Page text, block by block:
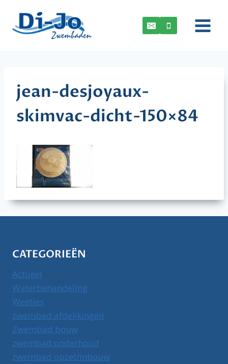
inhoud
jean-desjoyaux-
skimvac-dicht-150×84
CATEGORIEËN
Actueel
Waterbehandeling
Weetjes
zwembad afdekkingen
Zwembad bouw
zwembad onderhoud
zwembad opzet/inbouw